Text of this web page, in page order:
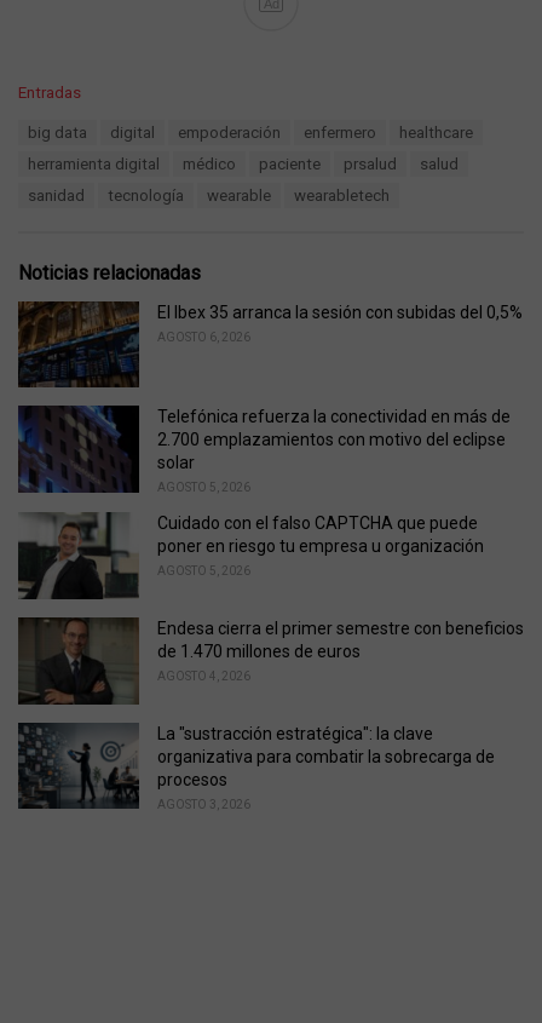
Ad
C
e
:
Entradas
big data digital empoderación enfermero
healthcare
herramienta digital
médico paciente prsalud
salud
sanidad
tecnología wearable wearabletech
Noticias relacionadas
El Ibex 35 arranca la sesión con subidas del 0,5%
AGOSTO 6, 2026
Telefónica refuerza la conectividad en más de
2.700 emplazamientos con motivo del eclipse
solar
AGOSTO 5, 2026
Cuidado con el falso CAPTCHA que puede
poner en riesgo tu empresa u organización
AGOSTO 5, 2026
Endesa cierra el primer semestre con beneficios
de 1.470 millones de euros
AGOSTO 4, 2026
La "sustracción estratégica": la clave
organizativa para combatir la sobrecarga de
procesos
AGOSTO 3, 2026